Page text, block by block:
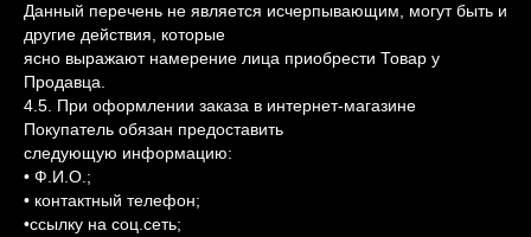
Данный перечень не является исчерпывающим, могут быть и
другие действия, которые
ясно выражают намерение лица приобрести Товар у
Продавца.
4.5. При оформлении заказа в интернет-магазине
Покупатель обязан предоставить
следующую информацию:
• Ф.И.О.;
• контактный телефон;
•ссылку на соц.сеть;